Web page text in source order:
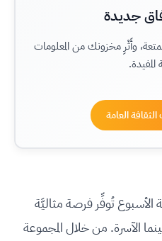
جديدة
وأَثْرِ مخزونك من المعلومات
المفيدة.
العامة
الأسبوع تُوفِّر فرصة مثاليَّة
الآسرة. من خلال المجموعة